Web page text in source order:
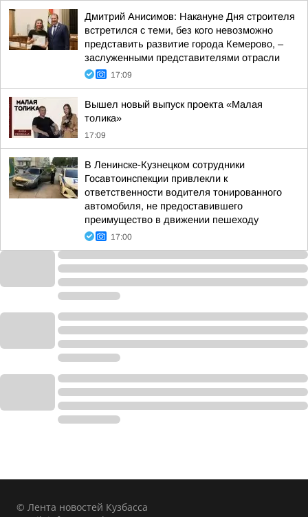
Дмитрий Анисимов: Накануне Дня строителя
встретился с теми, без кого невозможно
представить развитие города Кемерово, –
заслуженными представителями отрасли
17:09
Вышел новый выпуск проекта «Малая
толика»
17:09
В Ленинске-Кузнецком сотрудники
Госавтоинспекции привлекли к
ответственности водителя тонированного
автомобиля, не предоставившего
преимущество в движении пешеходу
17:00
© Лента новостей Кузбасса